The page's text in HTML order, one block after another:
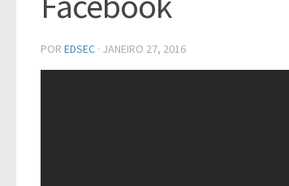
POR EDSEC · JANEIRO 27, 2016